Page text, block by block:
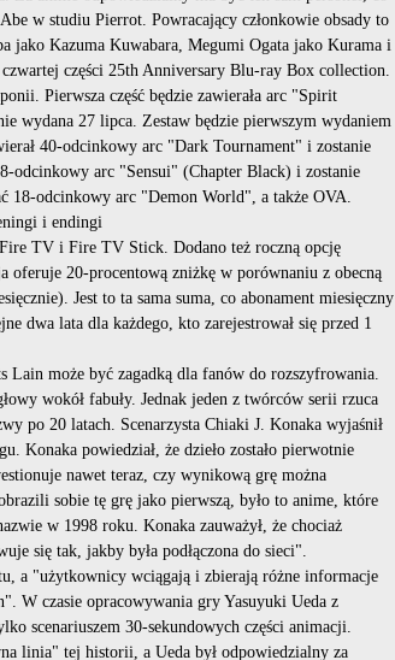
w studiu Pierrot. Powracający członkowie obsady to
jako Kazuma Kuwabara, Megumi Ogata jako Kurama i
części 25th Anniversary Blu-ray Box collection.
Pierwsza część będzie zawierała arc "Spirit
wydana 27 lipca. Zestaw będzie pierwszym wydaniem
40-odcinkowy arc "Dark Tournament" i zostanie
odcinkowy arc "Sensui" (Chapter Black) i zostanie
18-odcinkowy arc "Demon World", a także OVA.
i endingi
TV i Fire TV Stick. Dodano też roczną opcję
oferuje 20-procentową zniżkę w porównaniu z obecną
Jest to ta sama suma, co abonament miesięczny
dwa lata dla każdego, kto zarejestrował się przed 1
Lain może być zagadką dla fanów do rozszyfrowania.
wokół fabuły. Jednak jeden z twórców serii rzuca
po 20 latach. Scenarzysta Chiaki J. Konaka wyjaśnił
Konaka powiedział, że dzieło zostało pierwotnie
nawet teraz, czy wynikową grę można
sobie tę grę jako pierwszą, było to anime, które
w 1998 roku. Konaka zauważył, że chociaż
się tak, jakby była podłączona do sieci".
a "użytkownicy wciągają i zbierają różne informacje
W czasie opracowywania gry Yasuyuki Ueda z
scenariuszem 30-sekundowych części animacji.
linia" tej historii, a Ueda był odpowiedzialny za